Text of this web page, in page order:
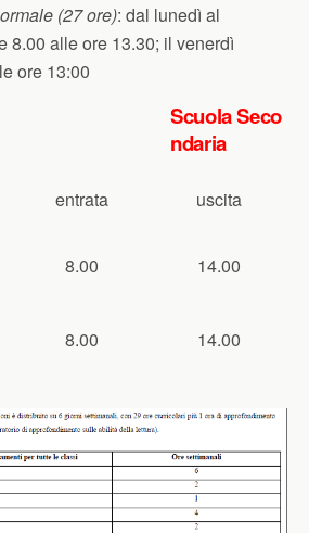
(27 ore): dal lunedì al
8.00 alle ore 13.30; il venerdì
ore 13:00
Scuola Seco
ndaria
entrata uscita
8.00 14.00
8.00 14.00